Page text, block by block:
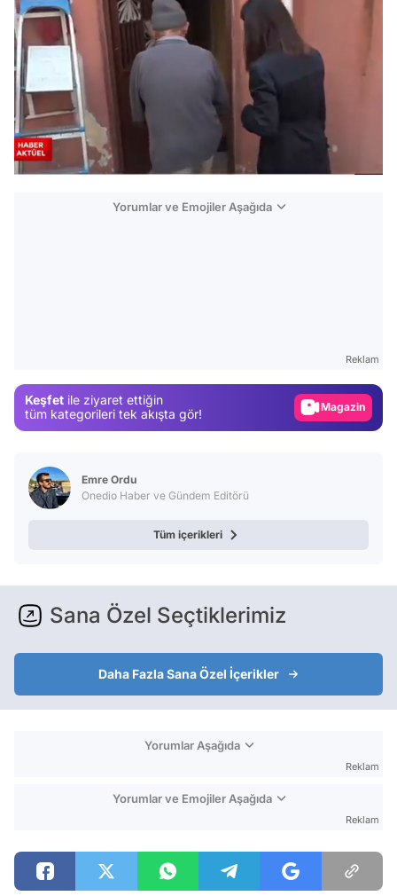
Yorumlar ve Emojiler Aşağıda
Reklam
Keşfet ile ziyaret ettiğin
tüm kategorileri tek akışta gör!
Gündem
Magazin
Video
Emre Ordu
Onedio Haber ve Gündem Editörü
Tüm içerikleri
Sana Özel Seçtiklerimiz
Daha Fazla Sana Özel İçerikler
Yorumlar Aşağıda
Reklam
Yorumlar ve Emojiler Aşağıda
Reklam